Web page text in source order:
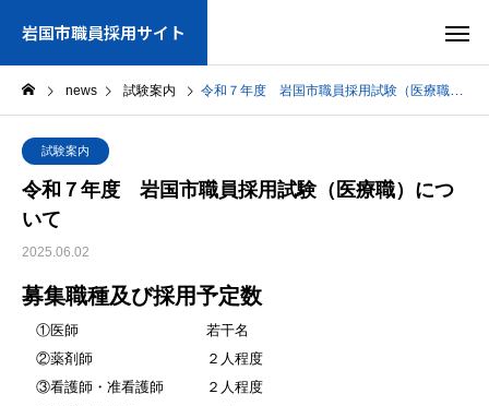
岩国市職員採用サイト
news 試験案内 令和７年度 岩国市職員採用試験（医療職）について
試験案内
令和７年度 岩国市職員採用試験（医療職）につ
いて
2025.06.02
募集職種及び採用予定数
①医師 若干名
②薬剤師 ２人程度
③看護師・准看護師 ２人程度